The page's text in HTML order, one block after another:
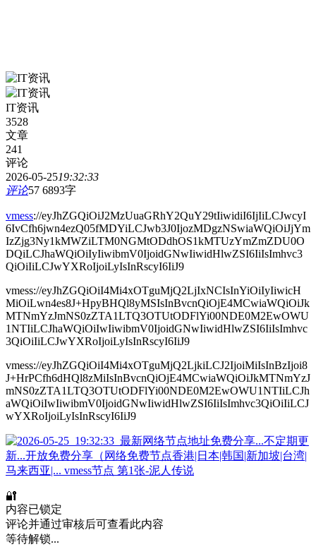
IT资讯
3528
文章
241
评论
2026-05-2519:32:33
评论57 6893字
vmess://eyJhZGQiOiJ2MzUuaGRhY2QuY29tIiwidiI6IjIiLCJwcyI
6IvCfh6jwn4ezQ05fMDYiLCJwb3J0IjozMDgzNSwiaWQiOiJjYm
IzZjg3Ny1kMWZiLTM0NGMtODdhOS1kMTUzYmZmZDU0O
DQiLCJhaWQiOiIyIiwibmV0IjoidGNwIiwidHlwZSI6IiIsImhvc3
QiOiIiLCJwYXRoIjoiLyIsInRscyI6IiJ9
vmess://eyJhZGQiOiI4Mi4xOTguMjQ2LjIxNCIsInYiOiIyIiwicH
MiOiLwn4es8J+HpyBHQl8yMSIsInBvcnQiOjE4MCwiaWQiOiJk
MTNmYzJmNS0zZTA1LTQ3OTUtODFlYi00NDE0M2EwOWU
1NTIiLCJhaWQiOiIwIiwibmV0IjoidGNwIiwidHlwZSI6IiIsImhvc
3QiOiIiLCJwYXRoIjoiLyIsInRscyI6IiJ9
vmess://eyJhZGQiOiI4Mi4xOTguMjQ2LjkiLCJ2IjoiMiIsInBzIjoi8
J+HrPCfh6dHQl8zMiIsInBvcnQiOjE4MCwiaWQiOiJkMTNmYzJ
mNS0zZTA1LTQ3OTUtODFlYi00NDE0M2EwOWU1NTIiLCJh
aWQiOiIwIiwibmV0IjoidGNwIiwidHlwZSI6IiIsImhvc3QiOiIiLCJ
wYXRoIjoiLyIsInRscyI6IiJ9
🔐
内容已锁定
评论并通过审核后可查看此内容
等待解锁...